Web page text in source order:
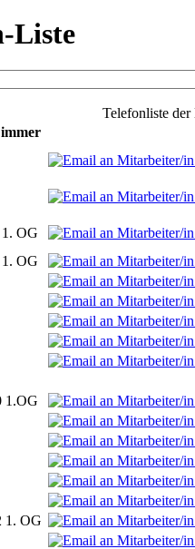
Liste
Telefonliste
OG
OG
1.OG
1. OG